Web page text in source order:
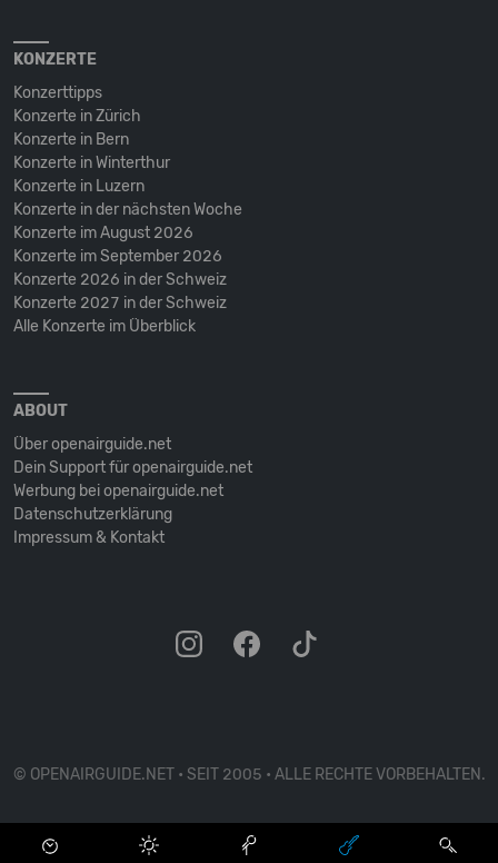
KONZERTE
Konzerttipps
Konzerte in Zürich
Konzerte in Bern
Konzerte in Winterthur
Konzerte in Luzern
Konzerte in der nächsten Woche
Konzerte im August 2026
Konzerte im September 2026
Konzerte 2026 in der Schweiz
Konzerte 2027 in der Schweiz
Alle Konzerte im Überblick
ABOUT
Über openairguide.net
Dein Support für openairguide.net
Werbung bei openairguide.net
Datenschutz­erklärung
Impressum & Kontakt
© OPENAIRGUIDE.NET • SEIT 2005 • ALLE RECHTE VORBEHALTEN.